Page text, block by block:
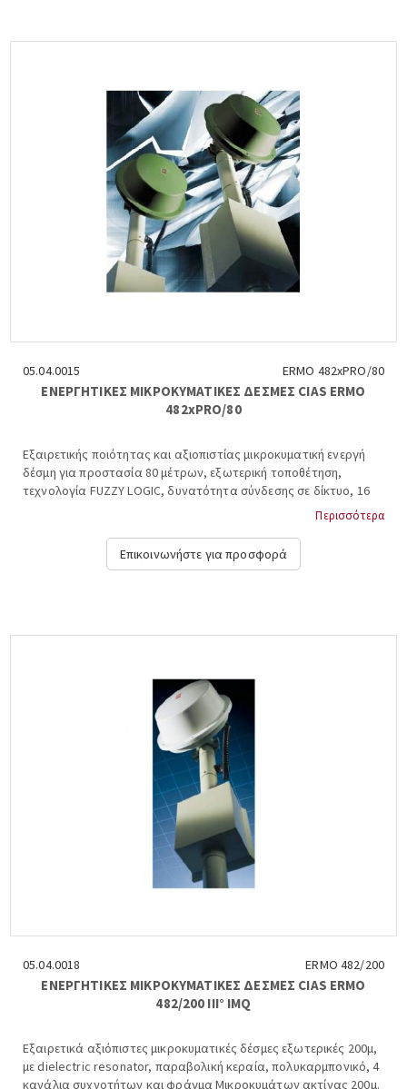
05.04.0015 ERMO 482xPRO/80
ΕΝΕΡΓΗΤΙΚΕΣ ΜΙΚΡΟΚΥΜΑΤΙΚΕΣ ΔΕΣΜΕΣ CIAS ERMO
482xPRO/80
Εξαιρετικής ποιότητας και αξιοπιστίας μικροκυματική ενεργή
δέσμη για προστασία 80 μέτρων, εξωτερική τοποθέτηση,
τεχνολογία FUZZY LOGIC, δυνατότητα σύνδεσης σε δίκτυο, 16
διαφορετικά κανάλια συχνοτήτων,12VDC. CIAS, IT, ERMO 482/80
Περισσότερα
Επικοινωνήστε για προσφορά
05.04.0018 ERMO 482/200
ΕΝΕΡΓΗΤΙΚΕΣ ΜΙΚΡΟΚΥΜΑΤΙΚΕΣ ΔΕΣΜΕΣ CIAS ERMO
482/200 III° IMQ
Εξαιρετικά αξιόπιστες μικροκυματικές δέσμες εξωτερικές 200μ,
με dielectric resonator, παραβολική κεραία, πολυκαρμπονικό, 4
κανάλια συχνοτήτων και φράγμα Μικροκυμάτων ακτίνας 200μ.